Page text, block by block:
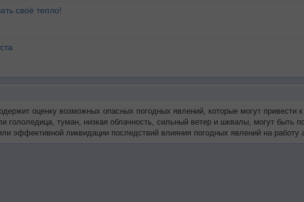
своё тепло!
оценку возможных опасных погодных явлений, которые могут
гололедица, туман, низкая облачность, сильный ветер и шквалы, могут быть
эффективной ликвидации последствий влияния погодных явлений на работу